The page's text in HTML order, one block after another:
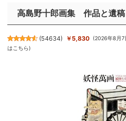
高島野十郎画集 作品と遺稿
(54634) ￥5,830 (2026年8月
はこちら)